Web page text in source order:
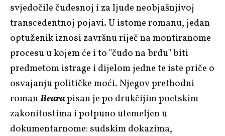
svjedočile čudesnoj i za ljude neobjašnjivoj
transcedentnoj pojavi. U istome romanu, jedan
optuženik iznosi završnu riječ na montiranome
procesu u kojem će i to "čudo na brdu" biti
predmetom istrage i dijelom jedne te iste priče o
osvajanju političke moći. Njegov prethodni
romanBearapisan je po drukčijim poetskim
zakonitostima i potpuno utemeljen u
dokumentarnome: sudskim dokazima,